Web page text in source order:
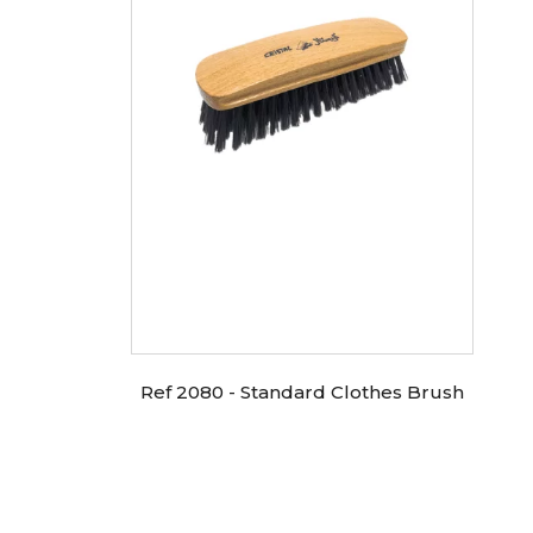
Ref 2080 - Standard Clothes Brush